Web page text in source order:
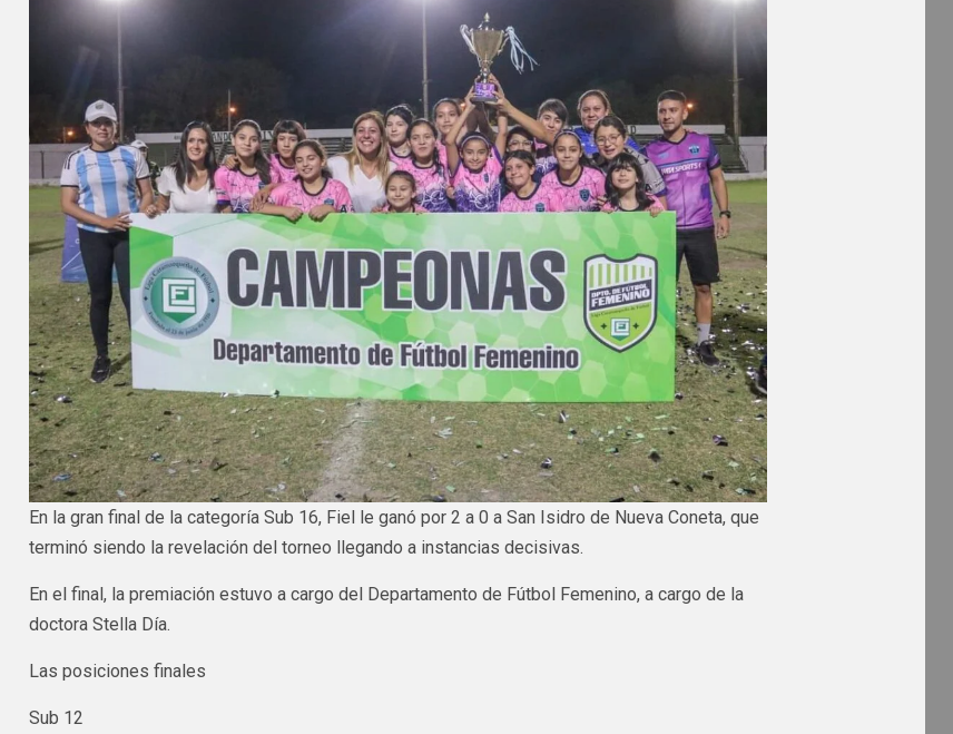
En la gran final de la categoría Sub 16, Fiel le ganó por 2 a 0 a San Isidro de Nueva Coneta, que
terminó siendo la revelación del torneo llegando a instancias decisivas.
En el final, la premiación estuvo a cargo del Departamento de Fútbol Femenino, a cargo de la
doctora Stella Día.
Las posiciones finales
Sub 12